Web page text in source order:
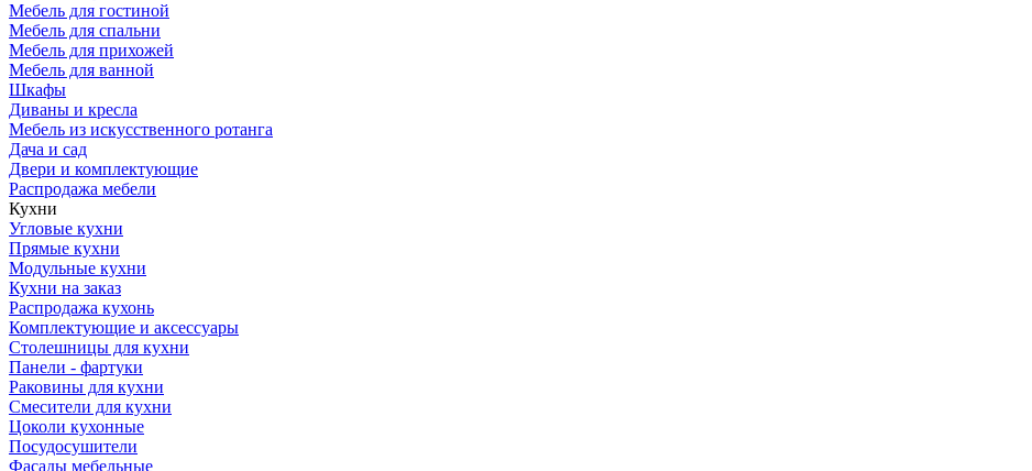
Мебель для гостиной
Мебель для спальни
Мебель для прихожей
Мебель для ванной
Шкафы
Диваны и кресла
Мебель из искусственного ротанга
Дача и сад
Двери и комплектующие
Распродажа мебели
Кухни
Угловые кухни
Прямые кухни
Модульные кухни
Кухни на заказ
Распродажа кухонь
Комплектующие и аксессуары
Столешницы для кухни
Панели - фартуки
Раковины для кухни
Смесители для кухни
Цоколи кухонные
Посудосушители
Фасады мебельные